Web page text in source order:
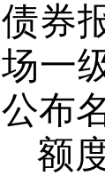
债券
场一
公布
额